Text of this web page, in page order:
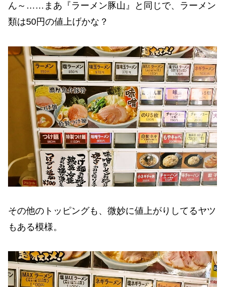
ん～……まあ『ラーメン豚山』と同じで、ラーメン
類は50円の値上げかな？
その他のトッピングも、微妙に値上がりしてるヤツ
もある模様。